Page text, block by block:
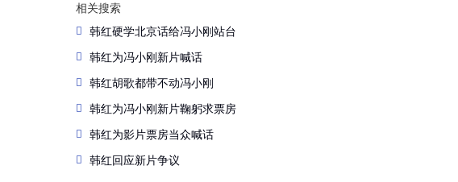
相关搜索
韩红硬学北京话给冯小刚站台
韩红为冯小刚新片喊话
韩红胡歌都带不动冯小刚
韩红为冯小刚新片鞠躬求票房
韩红为影片票房当众喊话
韩红回应新片争议